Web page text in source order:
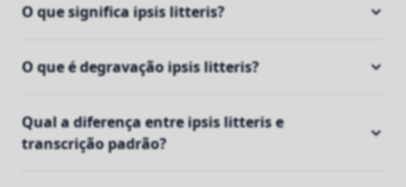
O que significa ipsis litteris?
O que é degravação ipsis litteris?
Qual a diferença entre ipsis litteris e
transcrição padrão?